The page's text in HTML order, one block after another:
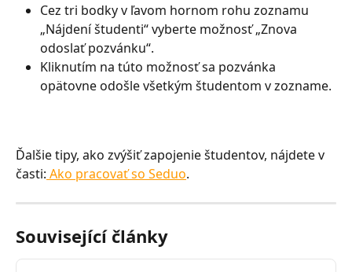
Cez tri bodky v ľavom hornom rohu zoznamu
„Nájdení študenti“ vyberte možnosť „Znova
odoslať pozvánku“.
Kliknutím na túto možnosť sa pozvánka
opätovne odošle všetkým študentom v zozname.
Ďalšie tipy, ako zvýšiť zapojenie študentov, nájdete v
časti: Ako pracovať so Seduo.
Související články